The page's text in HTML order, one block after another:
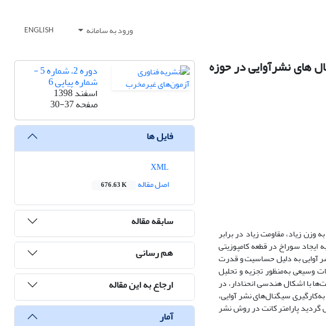
ورود به سامانه ENGLISH
های نشرآوایی در حوزه
زیاد، مقاومت زیاد در برابر
ایجاد سوراخ در قطعه کامپوزیتی
آوایی به دلیل حساسیت و قدرت
وسیعی به‌منظور تجزیه ‌و تحلیل
با اشکال هندسی انحنادار، در
سیگنال‌های نشر آوایی،
پارامتر کانت در روش نشر
دوره 2، شماره 5 -
شماره پیاپی 6
اسفند 1398
صفحه30-37
فایل ها
اصل مقاله
676.63 K
سابقه مقاله
هم رسانی
ارجاع به این مقاله
آمار